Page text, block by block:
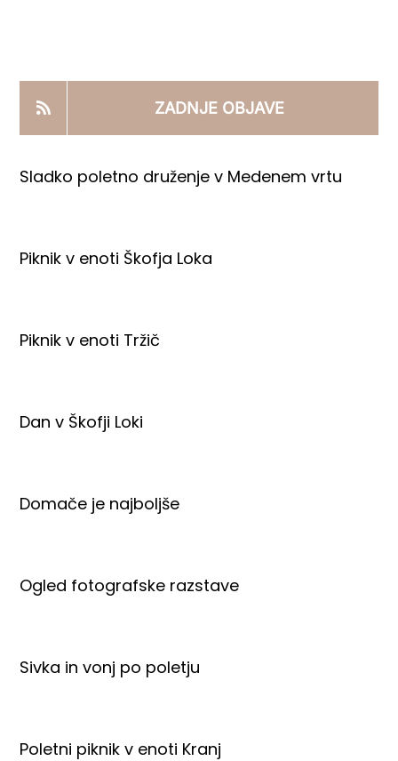
PRODAJNI IZDELKI
AKTUALNO
ZADNJE OBJAVE
Sladko poletno druženje v Medenem vrtu
Piknik v enoti Škofja Loka
Piknik v enoti Tržič
Dan v Škofji Loki
Domače je najboljše
Ogled fotografske razstave
Sivka in vonj po poletju
Poletni piknik v enoti Kranj